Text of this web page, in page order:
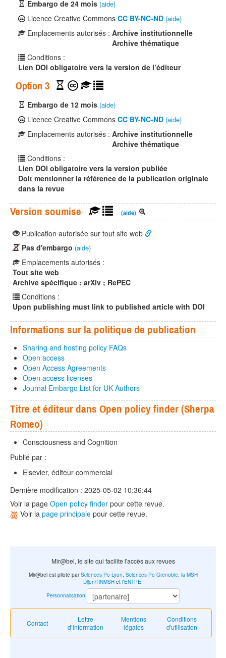
Embargo de 24 mois (aide)
Licence Creative Commons CC BY-NC-ND (aide)
Emplacements autorisés : Archive institutionnelle
Archive thématique
Conditions :
Lien DOI obligatoire vers la version de l’éditeur
Option 3
Embargo de 12 mois (aide)
Licence Creative Commons CC BY-NC-ND (aide)
Emplacements autorisés : Archive institutionnelle
Archive thématique
Conditions :
Lien DOI obligatoire vers la version publiée
Doit mentionner la référence de la publication originale
dans la revue
Version soumise (aide)
Publication autorisée sur tout site web
Pas d'embargo (aide)
Emplacements autorisés :
Tout site web
Archive spécifique : arXiv ; RePEC
Conditions :
Upon publishing must link to published article with DOI
Informations sur la politique de publication
Sharing and hosting policy FAQs
Open access
Open Access Agreements
Open access licenses
Journal Embargo List for UK Authors
Titre et éditeur dans Open policy finder (Sherpa
Romeo)
Consciousness and Cognition
Publié par :
Elsevier, éditeur commercial
Dernière modification : 2025-05-02 10:36:44
Voir la page Open policy finder pour cette revue.
Voir la page principale pour cette revue.
Mir@bel, le site qui facilite l'accès aux revues
Contact
Lettre
d’information
Mentions
légales
Conditions
d'utilisation
Mir@bel est piloté parSciences Po Lyon, Sciences Po Grenoble, la MSH
Dijon/RNMSH et l'ENTPE.
Personnalisation: